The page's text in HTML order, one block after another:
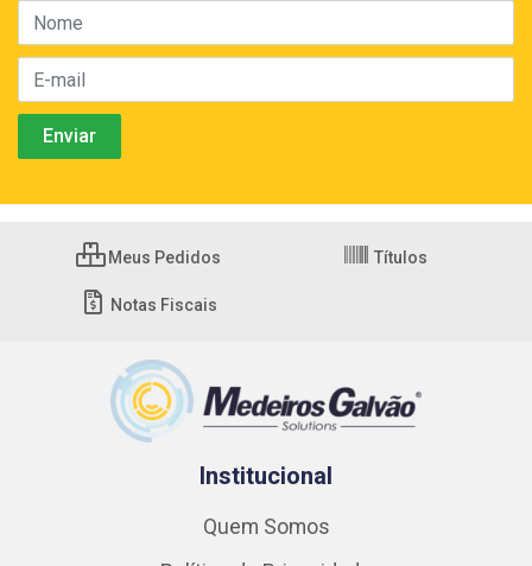
Meus Pedidos Títulos
Notas Fiscais
Institucional
Quem Somos